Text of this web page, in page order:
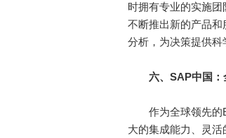
时拥有专业的实施
不断推出新的产品
分析，为决策提供科
六、SAP中国
作为全球领先的
大的集成能力、灵